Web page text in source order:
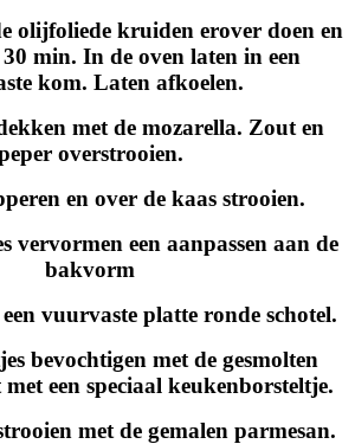
olijfoliede kruiden erover doen en
min. In de oven laten in een
kom. Laten afkoelen.
met de mozarella. Zout en
overstrooien.
en over de kaas strooien.
vervormen een aanpassen aan de
bakvorm
vuurvaste platte ronde schotel.
bevochtigen met de gesmolten
een speciaal keukenborsteltje.
met de gemalen parmesan.